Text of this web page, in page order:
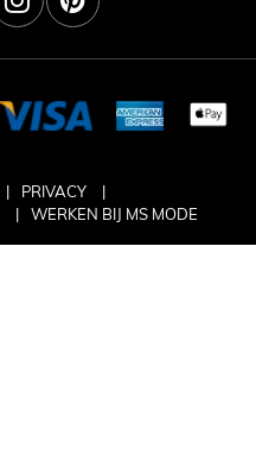
PRIVACY
WERKEN BIJ MS MODE